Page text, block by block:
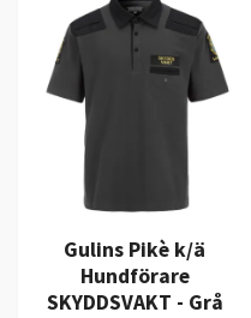
Gulins Pikè k/ä
Hundförare
SKYDDSVAKT - Grå